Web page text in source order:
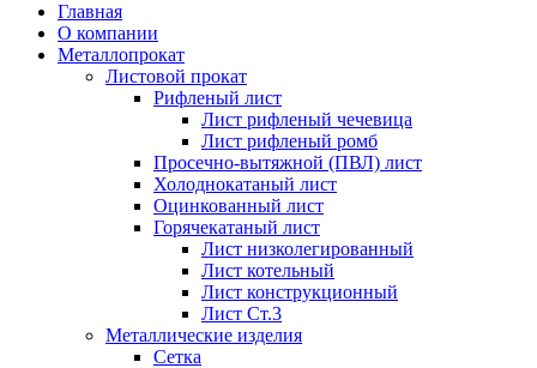
Главная
О компании
Металлопрокат
Листовой прокат
Рифленый лист
Лист рифленый чечевица
Лист рифленый ромб
Просечно-вытяжной (ПВЛ) лист
Холоднокатаный лист
Оцинкованный лист
Горячекатаный лист
Лист низколегированный
Лист котельный
Лист конструкционный
Лист Ст.3
Металлические изделия
Сетка